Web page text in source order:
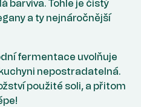
barviva. Tohle je čistý
a ty nejnáročnější
fermentace uvolňuje
nepostradatelná.
použité soli, a přitom